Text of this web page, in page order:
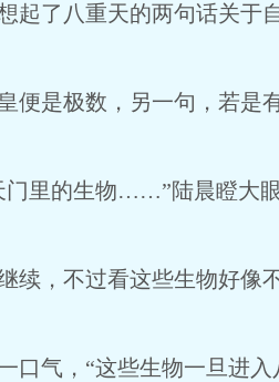
了八重天的两句话关于自
是极数，另一句，若是有
的生物……”陆晨瞪大眼
，不过看这些生物好像不
气，“这些生物一旦进入